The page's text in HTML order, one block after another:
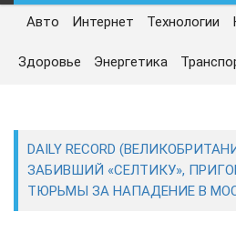
ГЛАВНАЯ
СЕГОДНЯ
ЭКОНОМИКА
Авто Интернет Технологии
Здоровье Энергетика
DAILY RECORD
ЗАБИВШИЙ «СЕЛТИКУ»,
ТЮРЬМЫ ЗА НАПАДЕНИЕ В